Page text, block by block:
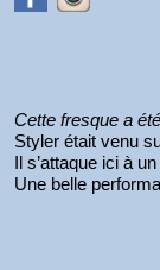
Cette fresque a
Styler était venu
Il s’attaque ici à
Une belle